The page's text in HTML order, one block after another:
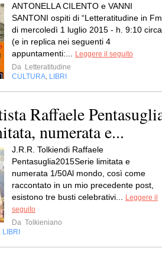
ANTONELLA CILENTO e VANNI
SANTONI ospiti di “Letteratitudine in
di mercoledì 1 luglio 2015 - h. 9:10 circa
(e in replica nei seguenti 4
appuntamenti:...
Leggere il seguito
Da Letteratitudine
CULTURA LIBRI
Raffaele
numerata e...
J.R.R. Tolkiendi Raffaele
Pentasuglia2015Serie limitata e
numerata 1/50Al mondo, così come
raccontato in un mio precedente post,
esistono tre busti celebrativi...
Leggere il
seguito
Da Tolkieniano
LIBRI